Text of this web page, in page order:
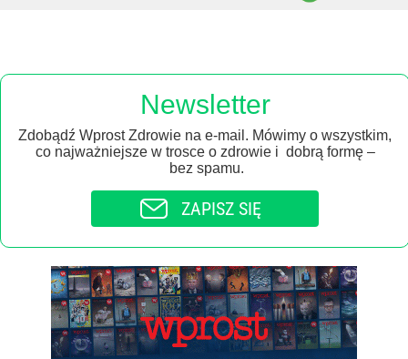
Newsletter
Zdobądź Wprost Zdrowie na e-mail. Mówimy o wszystkim,
co najważniejsze w trosce o zdrowie i dobrą formę –
bez spamu.
ZAPISZ SIĘ